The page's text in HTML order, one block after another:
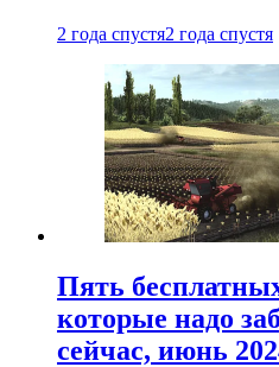
2 года спустя2 года спустя
Пять
которые надо
сейчас, июнь